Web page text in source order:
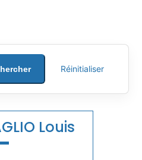
Réinitialiser
Louis